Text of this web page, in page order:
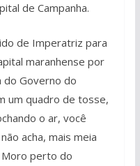
de Campanha.
de Imperatriz para
maranhense por
Governo do
um quadro de tosse,
o ar, você
acha, mais meia
Moro perto do